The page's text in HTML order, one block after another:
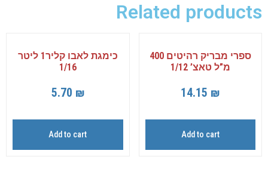
Related products
ספרי מבריק רהיטים 400
מ”ל טאצ’ 1/12
14.15 ₪
Add to cart
כימגת לאבו קליר1 ליטר
1/16
5.70 ₪
Add to cart